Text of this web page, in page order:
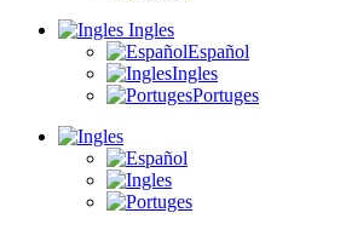
Ingles
Español
Ingles
Portuges